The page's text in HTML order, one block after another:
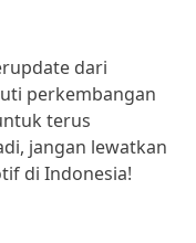
dari
perkembangan
terus
jangan lewatkan
di Indonesia!